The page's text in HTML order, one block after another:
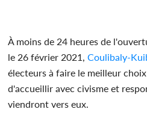
À moins de 24 heures de
le 26 février 2021,Coulibaly-
électeurs à faire le meilleur
d'accueillir avec civisme et
viendront vers eux.